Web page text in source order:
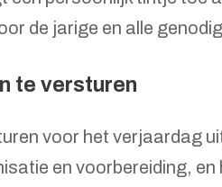
de jarige en alle
te versturen
voor het verjaardag
en voorbereiding, en